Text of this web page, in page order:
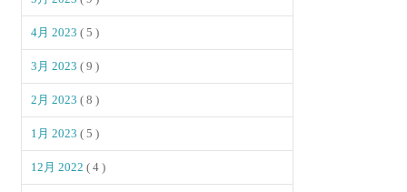
4月 2023( 5 )
3月 2023( 9 )
2月 2023( 8 )
1月 2023( 5 )
12月 2022( 4 )